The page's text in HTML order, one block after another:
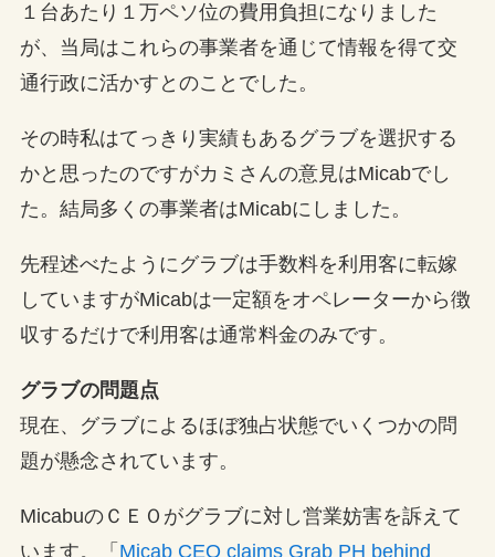
１台あたり１万ペソ位の費用負担になりました
が、当局はこれらの事業者を通じて情報を得て交
通行政に活かすとのことでした。
その時私はてっきり実績もあるグラブを選択する
かと思ったのですがカミさんの意見はMicabでし
た。結局多くの事業者はMicabにしました。
先程述べたようにグラブは手数料を利用客に転嫁
していますがMicabは一定額をオペレーターから徴
収するだけで利用客は通常料金のみです。
グラブの問題点
現在、グラブによるほぼ独占状態でいくつかの問
題が懸念されています。
MicabuのＣＥＯがグラブに対し営業妨害を訴えて
います。「 Micab CEO claims Grab PH behind